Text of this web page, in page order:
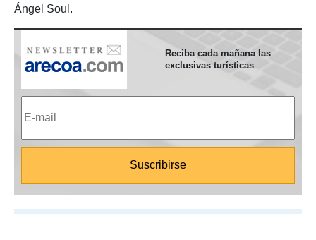
Ángel Soul.
Reciba cada mañana las
exclusivas turísticas